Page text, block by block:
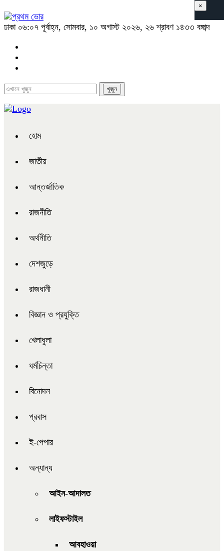
ঢাকা ০৬:০৭ পূর্বাহ্ন, সোমবার, ১০ অগাস্ট ২০২৬, ২৬ শ্রাবণ ১৪৩৩ বঙ্গাব্দ
হোম
জাতীয়
আন্তর্জাতিক
রাজনীতি
অর্থনীতি
দেশজুড়ে
রাজধানী
বিজ্ঞান ও প্রযুক্তি
খেলাধুলা
ধর্মচিন্তা
বিনোদন
প্রবাস
ই-পেপার
অন্যান্য
আইন-আদালত
লাইফস্টাইল
আবহাওয়া
×